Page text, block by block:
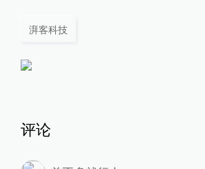
湃客科技
评论